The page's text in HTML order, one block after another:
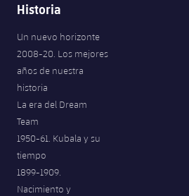
Historia
Un nuevo horizonte
2008-20. Los mejores
años de nuestra
historia
La era del Dream
Team
1950-61. Kubala y su
tiempo
1899-1909.
Nacimiento y